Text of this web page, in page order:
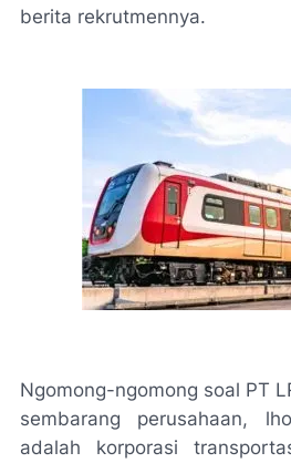
berita rekrutmennya.
Ngomong-ngomong soal PT
sembarang perusahaan,
adalah korporasi